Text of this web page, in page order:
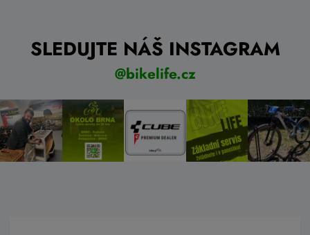
SLEDUJTE NÁŠ INSTAGRAM
@bikelife.cz